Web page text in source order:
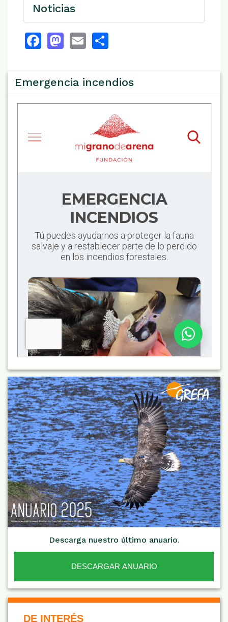
Noticias
Facebook
Mastodon
Email
Emergencia incendios
Descarga nuestro último anuario.
DESCARGAR ANUARIO
De Interés NARANJA
DE INTERÉS